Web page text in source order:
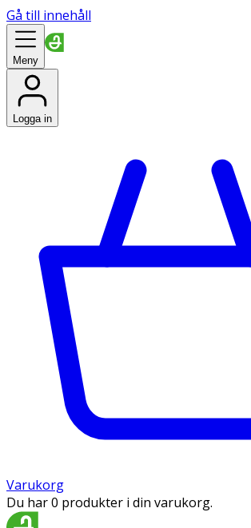
Gå till innehåll
Meny
Logga in
Varukorg
Du har 0 produkter i din varukorg.